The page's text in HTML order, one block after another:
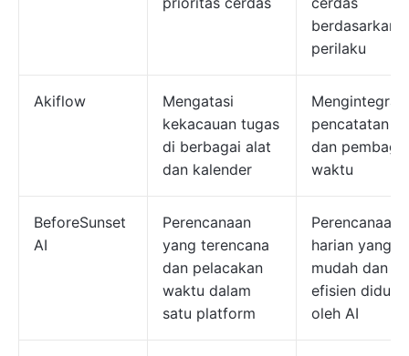
berdasarkan
perilaku
Akiflow
Mengatasi
kekacauan tugas
di berbagai alat
dan kalender
pencatatan
dan
waktu
BeforeSunset
AI
Perencanaan
yang terencana
dan pelacakan
waktu dalam
satu platform
Perencanaan
harian yang
mudah dan
efisien
oleh AI